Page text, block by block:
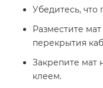
Убедитесь, что
Разместите
перекрытия
Закрепите мат
клеем.​